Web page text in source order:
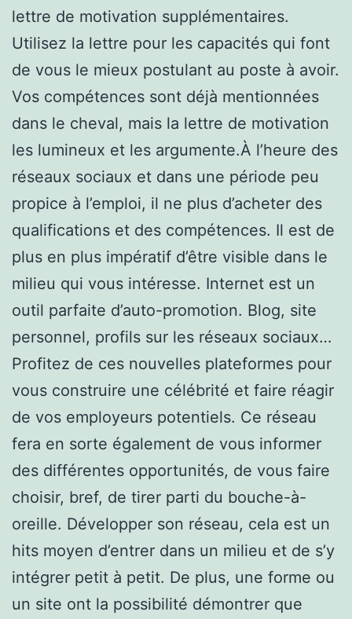
lettre de motivation supplémentaires.
Utilisez la lettre pour les capacités qui font
de vous le mieux postulant au poste à avoir.
Vos compétences sont déjà mentionnées
dans le cheval, mais la lettre de motivation
les lumineux et les argumente.À l’heure des
réseaux sociaux et dans une période peu
propice à l’emploi, il ne plus d’acheter des
qualifications et des compétences. Il est de
plus en plus impératif d’être visible dans le
milieu qui vous intéresse. Internet est un
outil parfaite d’auto-promotion. Blog, site
personnel, profils sur les réseaux sociaux…
Profitez de ces nouvelles plateformes pour
vous construire une célébrité et faire réagir
de vos employeurs potentiels. Ce réseau
fera en sorte également de vous informer
des différentes opportunités, de vous faire
choisir, bref, de tirer parti du bouche-à-
oreille. Développer son réseau, cela est un
hits moyen d’entrer dans un milieu et de s’y
intégrer petit à petit. De plus, une forme ou
un site ont la possibilité démontrer que